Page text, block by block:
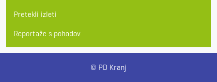
Pretekli izleti
Reportaže s pohodov
© PD Kranj